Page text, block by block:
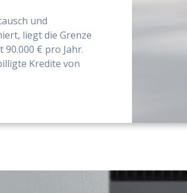
und
liegt die Grenze
€ pro Jahr.
Kredite von